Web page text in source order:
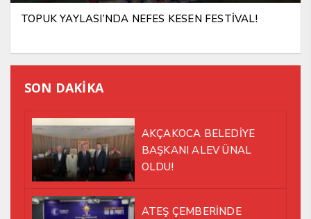
TOPUK YAYLASI’NDA NEFES KESEN FESTİVAL!
SON DAKİKA
AKÇAKOCA BELEDİYE
BAŞKANI ALEV ÜNAL
OLDU!
ATEŞ ÇEMBERİNDE